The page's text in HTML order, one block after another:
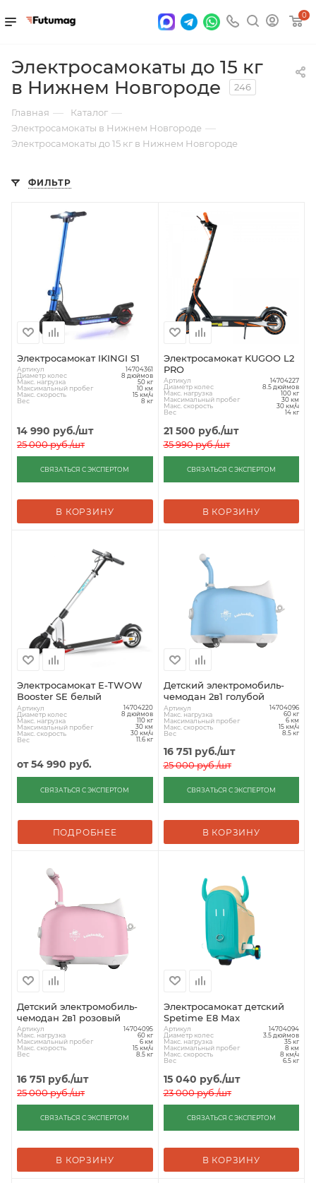
0
Электросамокаты до 15 кг
в Нижнем Новгороде
246
Главная — Каталог —
Электросамокаты в Нижнем Новгороде —
Электросамокаты до 15 кг в Нижнем Новгороде
ФИЛЬТР
Электросамокат IKINGI S1
Артикул 14704361
Диаметр колес 8 дюймов
Макс. нагрузка 50 кг
Максимальный пробег 10 км
Макс. скорость 15 км/ч
Вес 8 кг
14 990 руб./шт
25 000руб./шт
СВЯЗАТЬСЯ С ЭКСПЕРТОМ
В КОРЗИНУ
Электросамокат KUGOO L2
PRO
Артикул 14704227
Диаметр колес 8.5 дюймов
Макс. нагрузка 100 кг
Максимальный пробег 30 км
Макс. скорость 30 км/ч
Вес 14 кг
21 500 руб./шт
35 990руб./шт
СВЯЗАТЬСЯ С ЭКСПЕРТОМ
В КОРЗИНУ
Электросамокат E-TWOW
Booster SE белый
Артикул 14704220
Диаметр колес 8 дюймов
Макс. нагрузка 110 кг
Максимальный пробег 30 км
Макс. скорость 30 км/ч
Вес 11.6 кг
от54 990 руб.
СВЯЗАТЬСЯ С ЭКСПЕРТОМ
ПОДРОБНЕЕ
Детский электромобиль-
чемодан 2в1 голубой
Артикул 14704096
Макс. нагрузка 60 кг
Максимальный пробег 6 км
Макс. скорость 15 км/ч
Вес 8.5 кг
16 751руб./шт
25 000руб./шт
СВЯЗАТЬСЯ С ЭКСПЕРТОМ
В КОРЗИНУ
Детский электромобиль-
чемодан 2в1 розовый
Артикул 14704095
Макс. нагрузка 60 кг
Максимальный пробег 6 км
Макс. скорость 15 км/ч
Вес 8.5 кг
16 751 руб./шт
25 000руб./шт
СВЯЗАТЬСЯ С ЭКСПЕРТОМ
В КОРЗИНУ
Электросамокат детский
Spetime E8 Max
Артикул 14704094
Диаметр колес 3.5 дюймов
Макс. нагрузка 35 кг
Максимальный пробег 8 км
Макс. скорость 8 км/ч
Вес 6.5 кг
15 040 руб./шт
23 000руб./шт
СВЯЗАТЬСЯ С ЭКСПЕРТОМ
В КОРЗИНУ